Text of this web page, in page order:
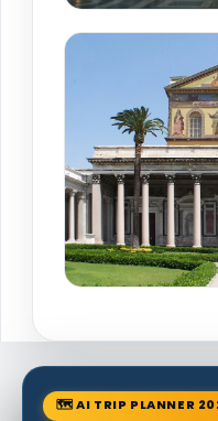
🗺 AI TRIP PLANNER